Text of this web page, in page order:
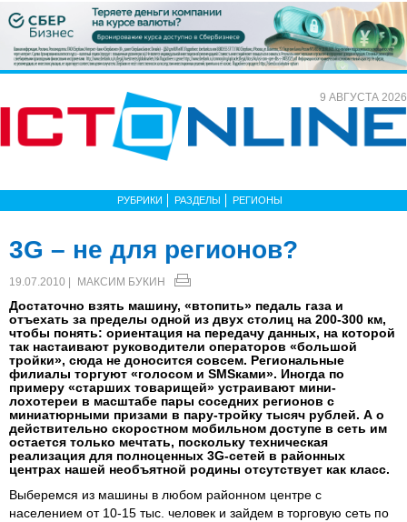
9 АВГУСТА 2026
РУБРИКИ РАЗДЕЛЫ РЕГИОНЫ
3G – не для регионов?
19.07.2010 | МАКСИМ БУКИН
Достаточно взять машину, «втопить» педаль газа и
отъехать за пределы одной из двух столиц на 200-300 км,
чтобы понять: ориентация на передачу данных, на которой
так настаивают руководители операторов «большой
тройки», сюда не доносится совсем. Региональные
филиалы торгуют «голосом и SMSками». Иногда по
примеру «старших товарищей» устраивают мини-
лохотереи в масштабе пары соседних регионов с
миниатюрными призами в пару-тройку тысяч рублей. А о
действительно скоростном мобильном доступе в сеть им
остается только мечтать, поскольку техническая
реализация для полноценных 3G-сетей в районных
центрах нашей необъятной родины отсутствует как класс.
Выберемся из машины в любом районном центре с
населением от 10-15 тыс. человек и зайдем в торговую сеть по